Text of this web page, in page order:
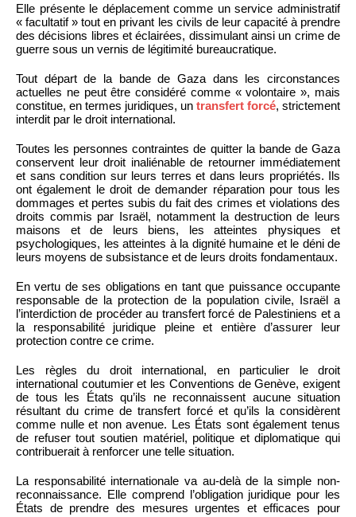
Elle présente le déplacement comme un service administratif
« facultatif » tout en privant les civils de leur capacité à prendre
des décisions libres et éclairées, dissimulant ainsi un crime de
guerre sous un vernis de légitimité bureaucratique.
Tout départ de la bande de Gaza dans les circonstances
actuelles ne peut être considéré comme « volontaire », mais
constitue, en termes juridiques, un transfert forcé, strictement
interdit par le droit international.
Toutes les personnes contraintes de quitter la bande de Gaza
conservent leur droit inaliénable de retourner immédiatement
et sans condition sur leurs terres et dans leurs propriétés. Ils
ont également le droit de demander réparation pour tous les
dommages et pertes subis du fait des crimes et violations des
droits commis par Israël, notamment la destruction de leurs
maisons et de leurs biens, les atteintes physiques et
psychologiques, les atteintes à la dignité humaine et le déni de
leurs moyens de subsistance et de leurs droits fondamentaux.
En vertu de ses obligations en tant que puissance occupante
responsable de la protection de la population civile, Israël a
l’interdiction de procéder au transfert forcé de Palestiniens et a
la responsabilité juridique pleine et entière d’assurer leur
protection contre ce crime.
Les règles du droit international, en particulier le droit
international coutumier et les Conventions de Genève, exigent
de tous les États qu’ils ne reconnaissent aucune situation
résultant du crime de transfert forcé et qu’ils la considèrent
comme nulle et non avenue. Les États sont également tenus
de refuser tout soutien matériel, politique et diplomatique qui
contribuerait à renforcer une telle situation.
La responsabilité internationale va au-delà de la simple non-
reconnaissance. Elle comprend l’obligation juridique pour les
États de prendre des mesures urgentes et efficaces pour